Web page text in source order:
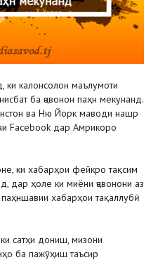
калонсолон маълумоти
ба ҷавонон паҳн мекунанд.
ва Ню Йорк маводи нашр
Facebook дар Амрикоро
ки хабарҳои фейкро тақсим
дар ҳоле ки миёни ҷавонони аз
хабарҳои тақаллубӣ
сатҳи дониш, мизони
ба пажӯҳиш таъсир